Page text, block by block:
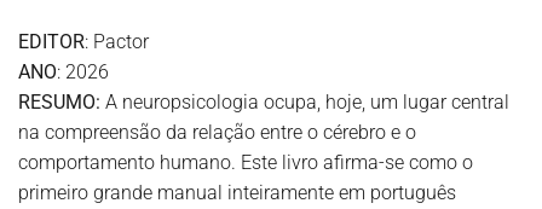
EDITOR: Pactor
ANO: 2026
RESUMO: A neuropsicologia ocupa, hoje, um lugar central
na compreensão da relação entre o cérebro e o
comportamento humano. Este livro afirma-se como o
primeiro grande manual inteiramente em português